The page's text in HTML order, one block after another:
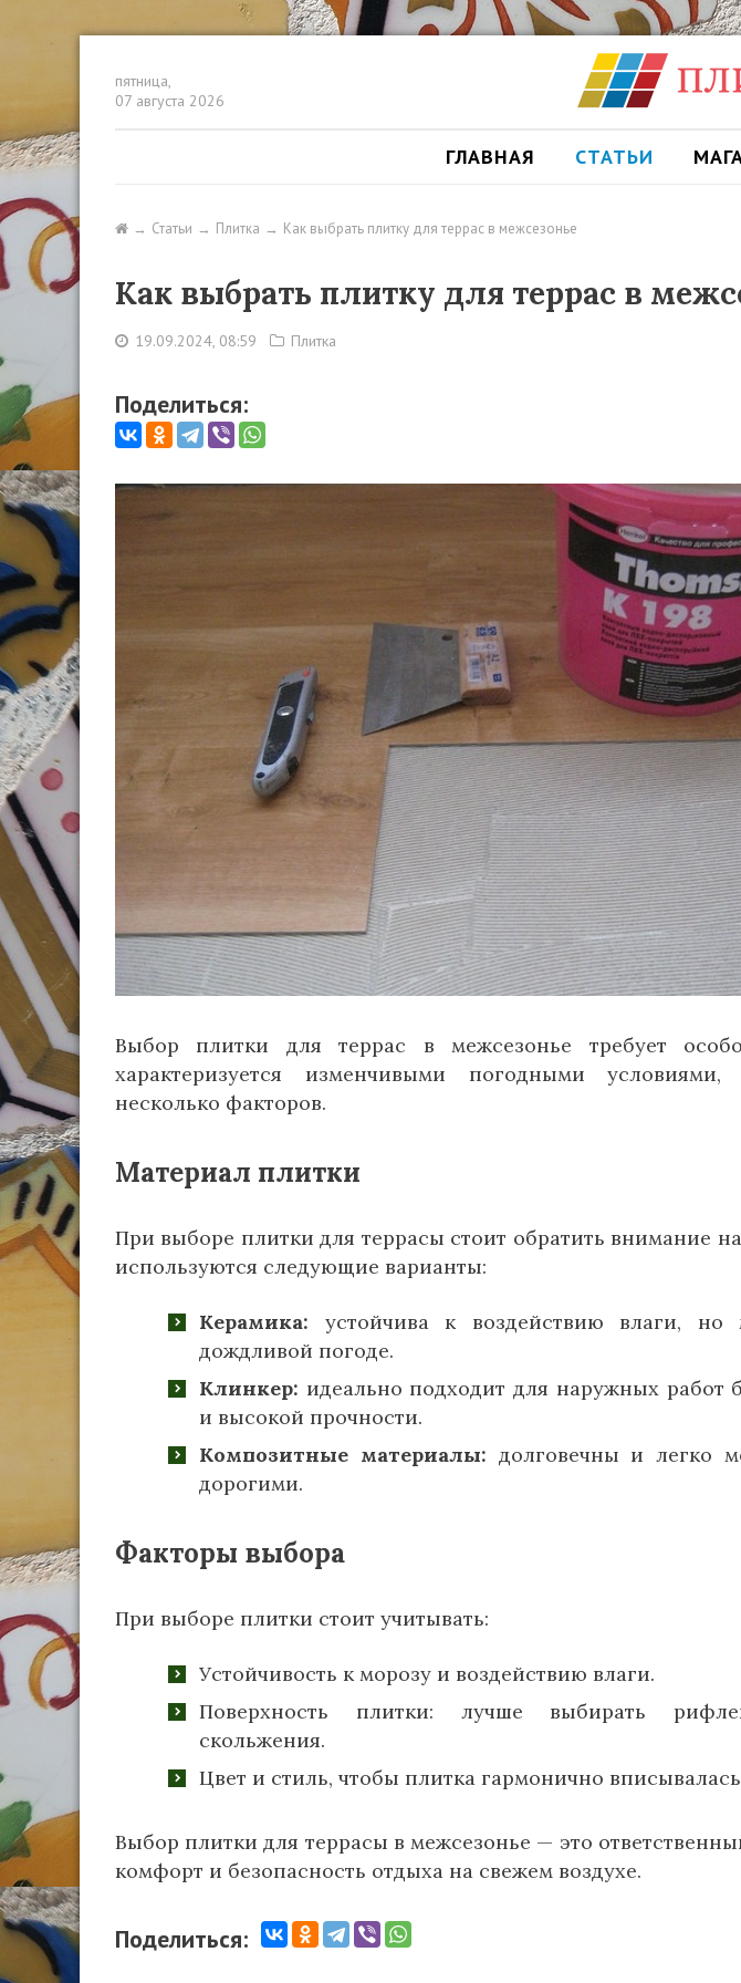
пятница,
07 августа 2026
ГЛАВНАЯ СТАТЬИ
Статьи Плитка Как выбрать плитку для террас в межсезонье
Как выбрать плитку для террас в
19.09.2024, 08:59 Плитка
Поделиться:
Выбор плитки для террас в межсезонье требует
характеризуется изменчивыми погодными
несколько факторов.
Материал плитки
При выборе плитки для террасы стоит обратить внимание
используются следующие варианты:
Керамика: устойчива к воздействию влаги,
дождливой погоде.
Клинкер: идеально подходит для наружных работ
и высокой прочности.
Композитные материалы: долговечны и легко
дорогими.
Факторы выбора
При выборе плитки стоит учитывать:
Устойчивость к морозу и воздействию влаги.
Поверхность плитки: лучше выбирать
скольжения.
Цвет и стиль, чтобы плитка гармонично
Выбор плитки для террасы в межсезонье — это
комфорт и безопасность отдыха на свежем воздухе.
Поделиться: